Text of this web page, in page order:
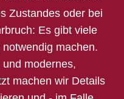
Zustandes oder bei
Es gibt viele
machen.
modernes,
machen wir Details